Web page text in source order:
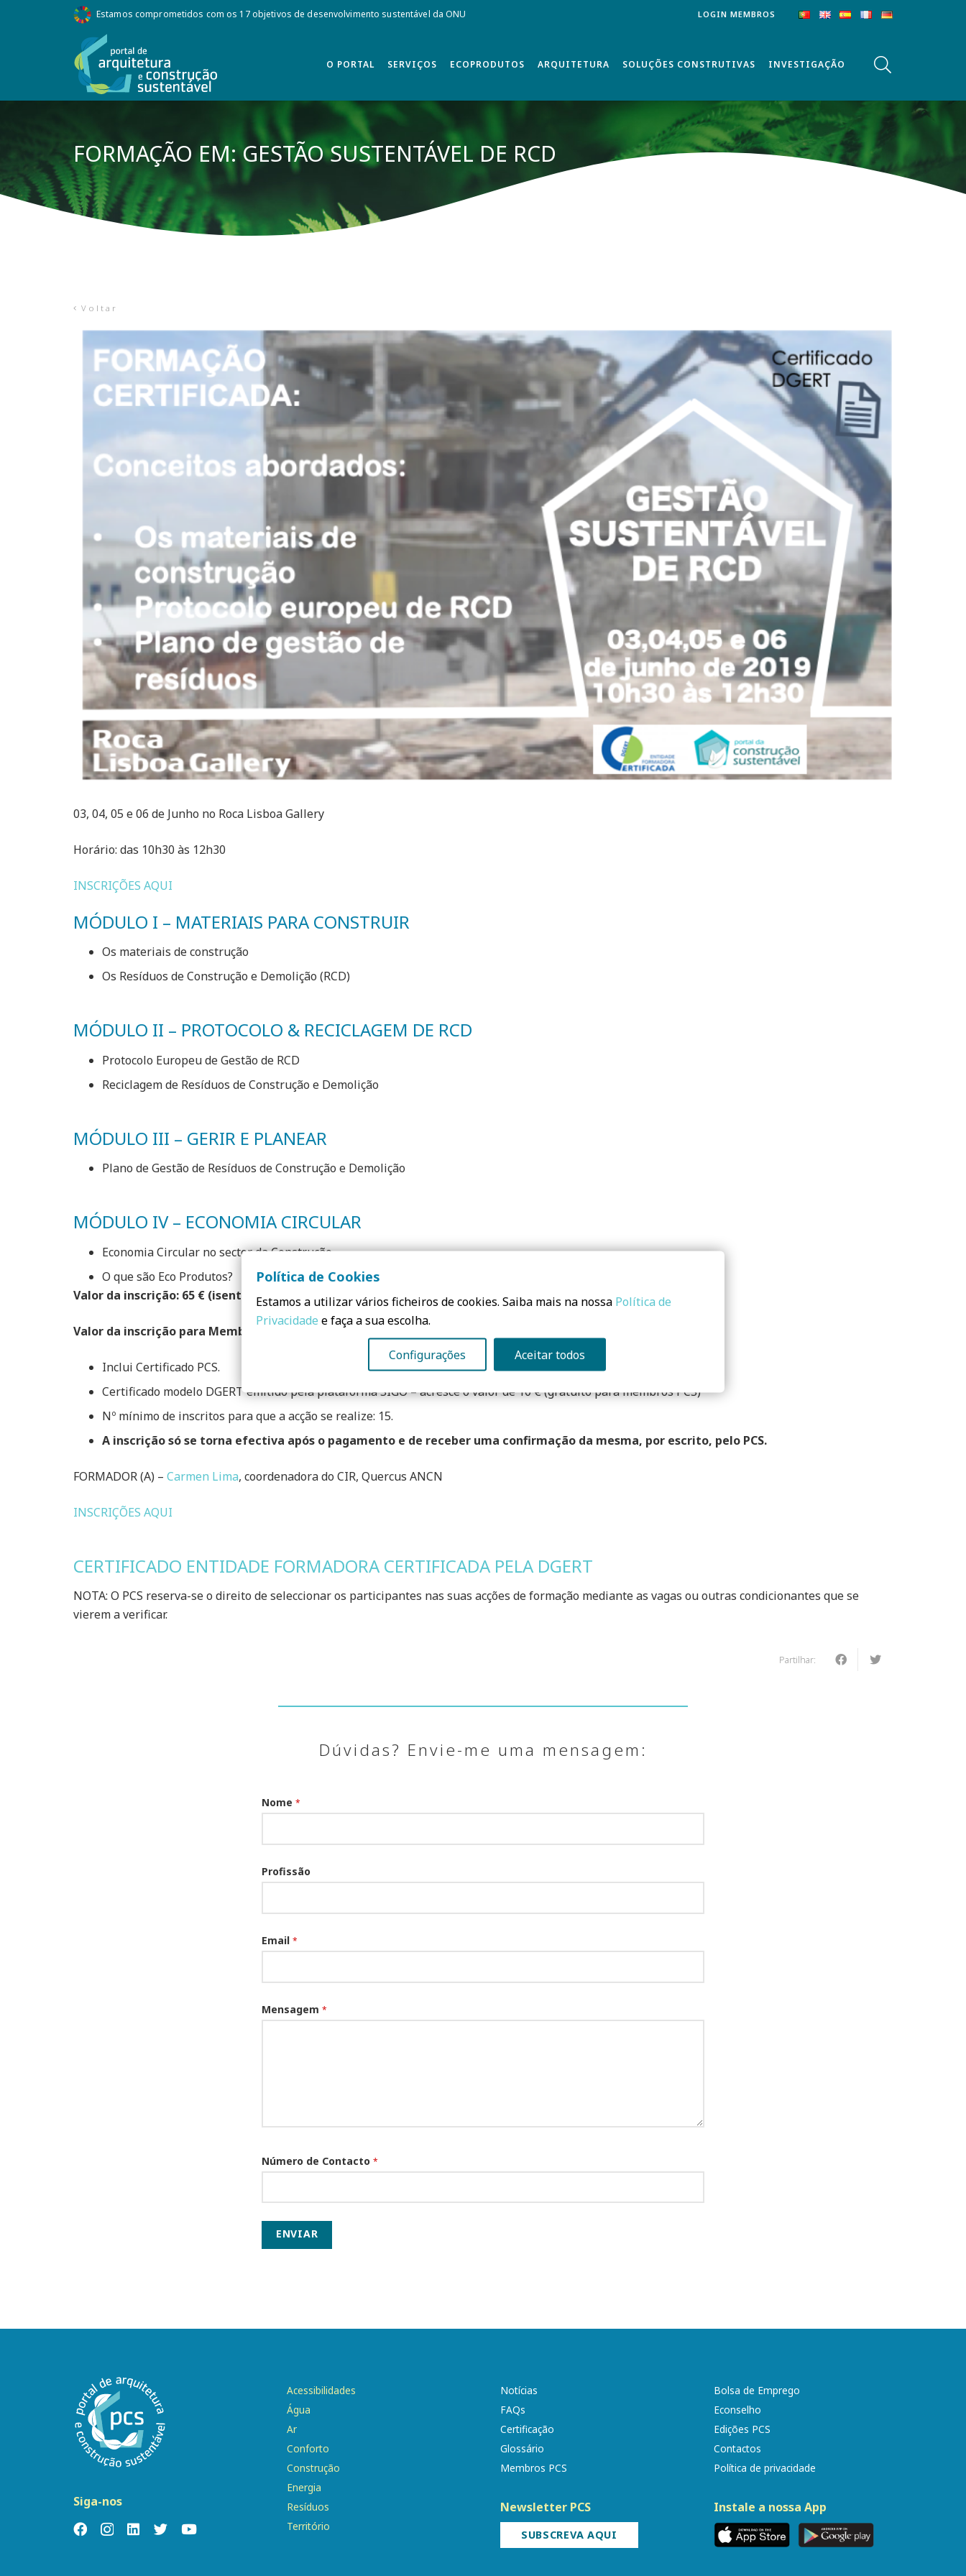
Estamos comprometidos com os 17 objetivos de desenvolvimento sustentável da ONU LOGIN MEMBROS
O PORTAL SERVIÇOS ECOPRODUTOS ARQUITETURA SOLUÇÕES CONSTRUTIVAS INVESTIGAÇÃO
FORMAÇÃO EM: GESTÃO SUSTENTÁVEL DE RCD
Voltar
03, 04, 05 e 06 de Junho no Roca Lisboa Gallery
Horário: das 10h30 às 12h30
INSCRIÇÕES AQUI
MÓDULO I – MATERIAIS PARA CONSTRUIR
Os materiais de construção
Os Resíduos de Construção e Demolição (RCD)
MÓDULO II – PROTOCOLO & RECICLAGEM DE RCD
Protocolo Europeu de Gestão de RCD
Reciclagem de Resíduos de Construção e Demolição
MÓDULO III – GERIR E PLANEAR
Plano de Gestão de Resíduos de Construção e Demolição
MÓDULO IV – ECONOMIA CIRCULAR
Economia Circular no sector da Construção
O que são Eco Produtos?
Valor da inscrição: 65 € (isento de IVA)
Valor da inscrição para Membros PCS: 50 € (isento de IVA)
Inclui Certificado PCS.
Certificado modelo DGERT emitido pela plataforma SIGO – acresce o valor de 10 € (gratuito para membros PCS)
Nº mínimo de inscritos para que a acção se realize: 15.
A inscrição só se torna efectiva após o pagamento e de receber uma confirmação da mesma, por escrito, pelo PCS.
FORMADOR (A) – Carmen Lima, coordenadora do CIR, Quercus ANCN
INSCRIÇÕES AQUI
CERTIFICADO ENTIDADE FORMADORA CERTIFICADA PELA DGERT
NOTA: O PCS reserva-se o direito de seleccionar os participantes nas suas acções de formação mediante as vagas ou outras condicionantes que se
vierem a verificar.
Partilhar:
Dúvidas? Envie-me uma mensagem:
Nome *
Profissão
Email *
Mensagem *
Número de Contacto *
ENVIAR
Siga-nos
Acessibilidades
Água
Ar
Conforto
Construção
Energia
Resíduos
Território
Notícias
FAQs
Certificação
Glossário
Membros PCS
Newsletter PCS
SUBSCREVA AQUI
Bolsa de Emprego
Econselho
Edições PCS
Contactos
Política de privacidade
Instale a nossa App
Política de Cookies
Estamos a utilizar vários ficheiros de cookies. Saiba mais na nossa Política de
Privacidade e faça a sua escolha.
Configurações Aceitar todos